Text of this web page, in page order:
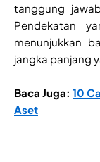
tanggung
Pendekatan
menunjukkan
jangka panjang
Baca Juga: 10
Aset